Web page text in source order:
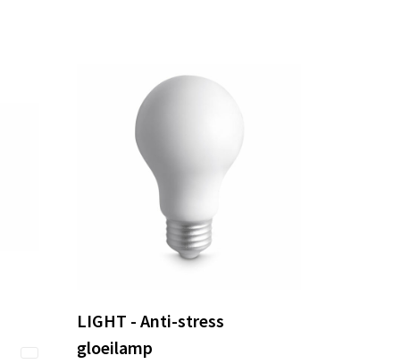
LIGHT - Anti-stress
gloeilamp